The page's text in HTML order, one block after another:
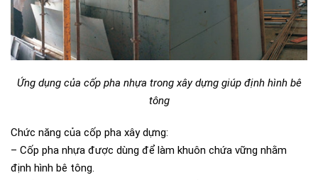
Ứng dụng của cốp pha nhựa trong xây dựng giúp định hình bê
tông
Chức năng của cốp pha xây dựng:
– Cốp pha nhựa được dùng để làm khuôn chứa vững nhằm
định hình bê tông.